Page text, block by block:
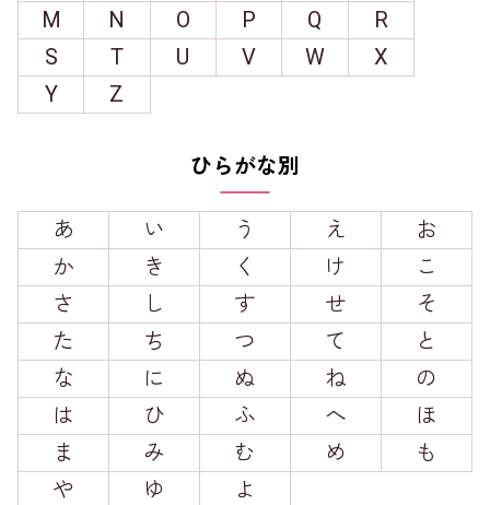
M
N O P Q
R
S
T U V W
X
Y
Z
ひらがな別
あ い う え
お
か
き く け
こ
さ
し す せ
そ
た
ち つ て
と
な
に ぬ ね
の
は
ひ ふ へ
ほ
ま
み む め
も
や
ゆ
よ